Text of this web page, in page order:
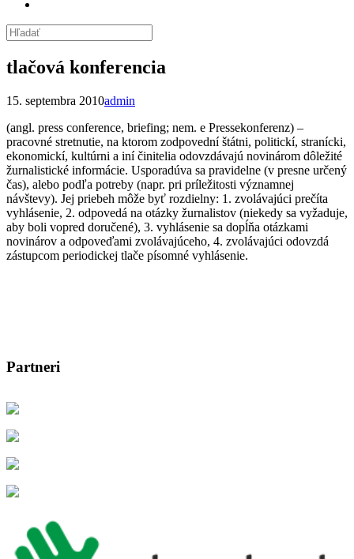
tlačová konferencia
15. septembra 2010admin
(angl. press conference, briefing; nem. e Pressekonferenz) –
pracovné stretnutie, na ktorom zodpovední štátni, politickí, stranícki,
ekonomickí, kultúrni a iní činitelia odovzdávajú novinárom dôležité
žurnalistické informácie. Usporadúva sa pravidelne (v presne určený
čas), alebo podľa potreby (napr. pri príležitosti významnej
návštevy). Jej priebeh môže byť rozdielny: 1. zvolávajúci prečíta
vyhlásenie, 2. odpovedá na otázky žurnalistov (niekedy sa vyžaduje,
aby boli vopred doručené), 3. vyhlásenie sa dopĺňa otázkami
novinárov a odpoveďami zvolávajúceho, 4. zvolávajúci odovzdá
zástupcom periodickej tlače písomné vyhlásenie.
Partneri